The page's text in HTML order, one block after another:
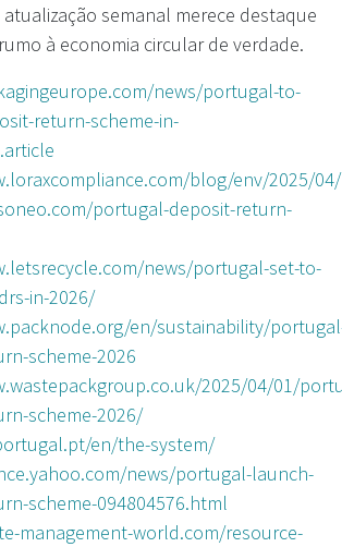
semanal merece destaque
à economia circular de verdade.
news/portugal-to-
return-scheme-in-
blog/env/2025/
portugal-deposit-return-
news/portugal-set-to-
in-2026/
en/sustainability/
scheme-2026
2025/04/01/
scheme-2026/
en/the-system/
news/portugal-launch-
scheme-094804576.html
management-world.com/resource-